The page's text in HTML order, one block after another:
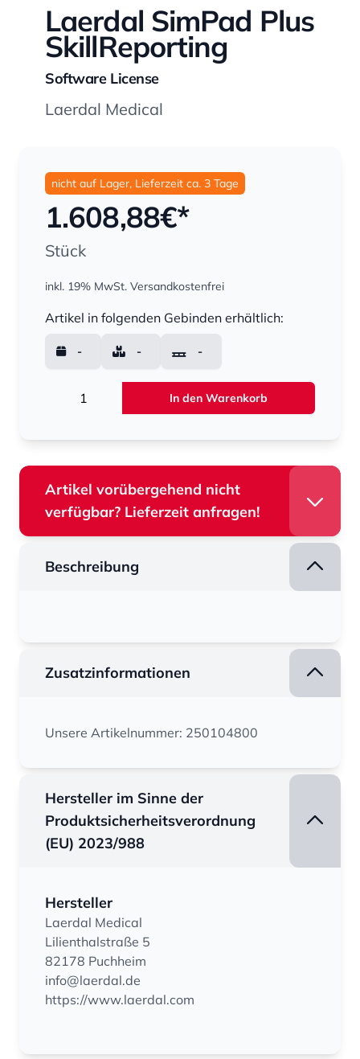
Laerdal SimPad Plus
SkillReporting
Software License
Laerdal Medical
nicht auf Lager, Lieferzeit ca. 3 Tage
1.608,88€*
Stück
inkl. 19% MwSt. Versandkostenfrei
Artikel in folgenden Gebinden erhältlich:
- - -
In den Warenkorb
Artikel vorübergehend nicht
verfügbar? Lieferzeit anfragen!
Beschreibung
Zusatzinformationen
Unsere Artikelnummer: 250104800
Hersteller im Sinne der
Produktsicherheitsverordnung
(EU) 2023/988
Hersteller
Laerdal Medical
Lilienthalstraße 5
82178 Puchheim
info@laerdal.de
https://www.laerdal.com